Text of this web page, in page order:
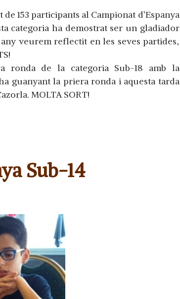
153 participants al Campionat d’Espanya
categoria ha demostrat ser un gladiador
veurem reflectit en les seves partides,
ronda de la categoria Sub-18 amb la
guanyant la priera ronda i aquesta tarda
MOLTA SORT!
Sub-14